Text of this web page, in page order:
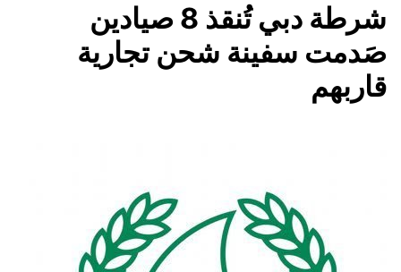
شرطة دبي تُنقذ 8 صيادين
صَدمت سفينة شحن تجارية
قاربهم